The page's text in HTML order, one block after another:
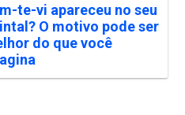
te-vi apareceu no seu
O motivo pode ser
do que você